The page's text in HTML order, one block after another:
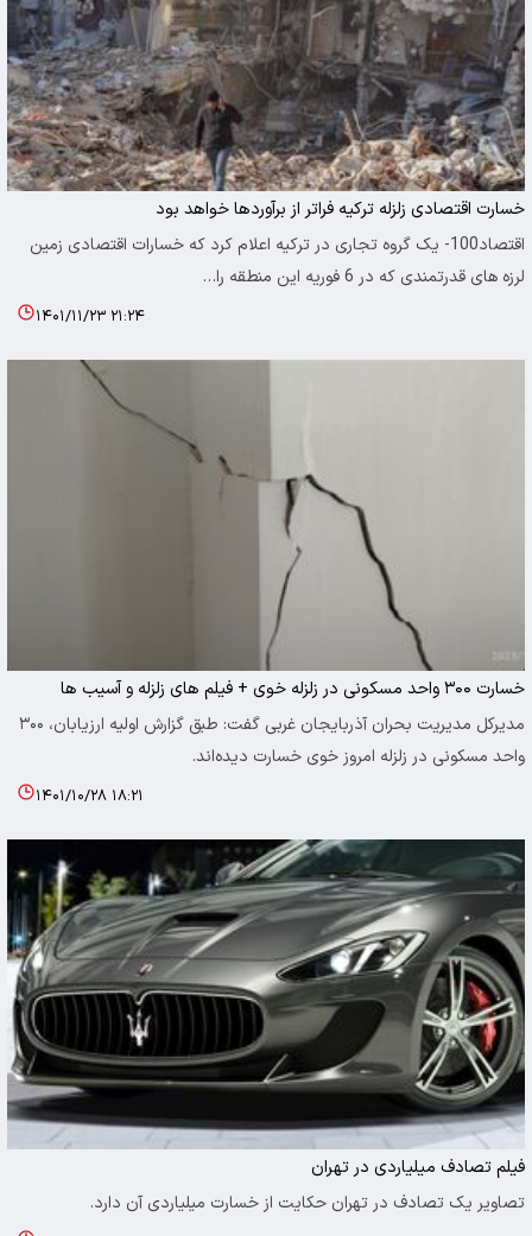
خسارت اقتصادی زلزله ترکیه فراتر از برآوردها خواهد بود
اقتصاد100- یک گروه تجاری در ترکیه اعلام کرد که خسارات اقتصادی زمین
لرزه های قدرتمندی که در 6 فوریه این منطقه را…
۱۴۰۱/۱۱/۲۳ ۲۱:۲۴
خسارت ۳۰۰ واحد مسکونی در زلزله خوی + فیلم های زلزله و آسیب ها
واحد مسکونی در زلزله امروز خوی‌ خسارت دیده‌اند.
۱۴۰۱/۱۰/۲۸ ۱۸:۲۱
فیلم تصادف میلیاردی در تهران
تصاویر یک تصادف در تهران حکایت از خسارت میلیاردی آن دارد.